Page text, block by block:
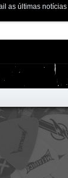
as últimas